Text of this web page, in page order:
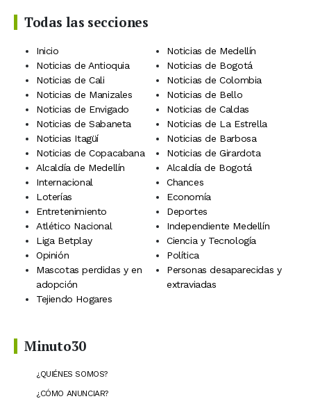
Todas las secciones
Inicio
Noticias de Medellín
Noticias de Antioquia
Noticias de Bogotá
Noticias de Cali
Noticias de Colombia
Noticias de Manizales
Noticias de Bello
Noticias de Envigado
Noticias de Caldas
Noticias de Sabaneta
Noticias de La Estrella
Noticias Itagüí
Noticias de Barbosa
Noticias de Copacabana
Noticias de Girardota
Alcaldía de Medellín
Alcaldía de Bogotá
Internacional
Chances
Loterías
Economía
Entretenimiento
Deportes
Atlético Nacional
Independiente Medellín
Liga Betplay
Ciencia y Tecnología
Opinión
Política
Mascotas perdidas y en
adopción
Personas desaparecidas y
extraviadas
Tejiendo Hogares
Minuto30
¿QUIÉNES SOMOS?
¿CÓMO ANUNCIAR?